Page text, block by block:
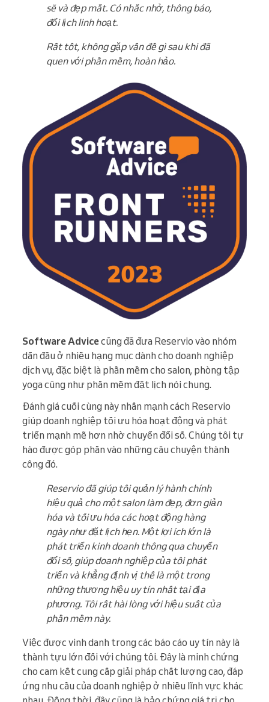
sẽ và đẹp mắt. Có nhắc nhở, thông báo,
đổi lịch linh hoạt.
Rất tốt, không gặp vấn đề gì sau khi đã
quen với phần mềm, hoàn hảo.
Software Advicecũng đã đưa Reservio vào nhóm
dẫn đầu ở nhiều hạng mục dành cho doanh nghiệp
dịch vụ, đặc biệt là phần mềm cho salon, phòng tập
yoga cũng như phần mềm đặt lịch nói chung.
Đánh giá cuối cùng này nhấn mạnh cách Reservio
giúp doanh nghiệp tối ưu hóa hoạt động và phát
triển mạnh mẽ hơn nhờ chuyển đổi số. Chúng tôi tự
hào được góp phần vào những câu chuyện thành
công đó.
Reservio đã giúp tôi quản lý hành chính
hiệu quả cho một salon làm đẹp, đơn giản
hóa và tối ưu hóa các hoạt động hàng
ngày như đặt lịch hẹn. Một lợi ích lớn là
phát triển kinh doanh thông qua chuyển
đổi số, giúp doanh nghiệp của tôi phát
triển và khẳng định vị thế là một trong
những thương hiệu uy tín nhất tại địa
phương. Tôi rất hài lòng với hiệu suất của
phần mềm này.
Việc được vinh danh trong các báo cáo uy tín này là
thành tựu lớn đối với chúng tôi. Đây là minh chứng
cho cam kết cung cấp giải pháp chất lượng cao, đáp
ứng nhu cầu của doanh nghiệp ở nhiều lĩnh vực khác